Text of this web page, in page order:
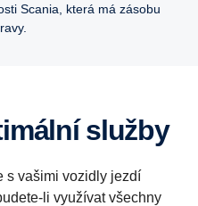
Scania, která má zásobu
služby
s vašimi vozidly jezdí
li využívat všechny